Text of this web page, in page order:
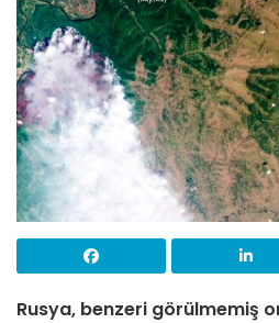
Rusya, benzeri görülmemiş